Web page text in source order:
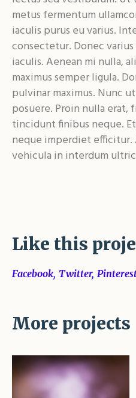
metus fermentum
iaculis purus eu varius.
consectetur. Donec
iaculis. Aenean mi nulla,
maximus semper ligula.
pulvinar maximus. Nunc
posuere. Proin nulla erat,
tincidunt finibus neque.
neque imperdiet efficitur.
vehicula in interdum
Like this
Facebook Twitter
More projects